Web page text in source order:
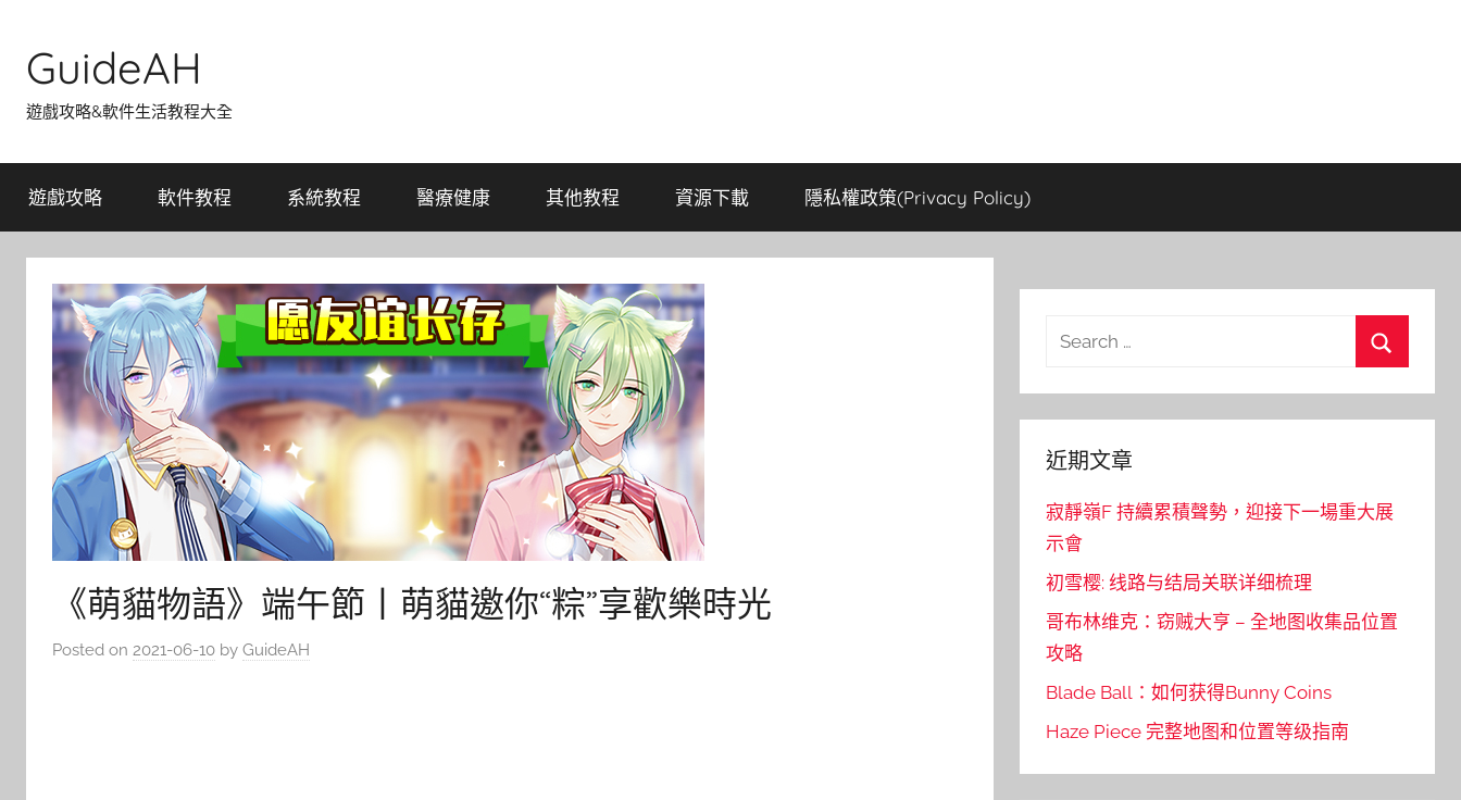
content
GuideAH
遊戲攻略&軟件生活教程大全
遊戲攻略 軟件教程 系統教程 醫療健康 其他教程 資源下載 隱私權政策(Privacy Policy)
《萌貓物語》端午節丨萌貓邀你“粽”享歡樂時光
Posted on 2021-06-10 by GuideAH
Search
近期文章
寂靜嶺F 持續累積聲勢，迎接下一場重大展
示會
初雪樱: 线路与结局关联详细梳理
哥布林维克：窃贼大亨 – 全地图收集品位置
攻略
Blade Ball：如何获得Bunny Coins
Haze Piece 完整地图和位置等级指南